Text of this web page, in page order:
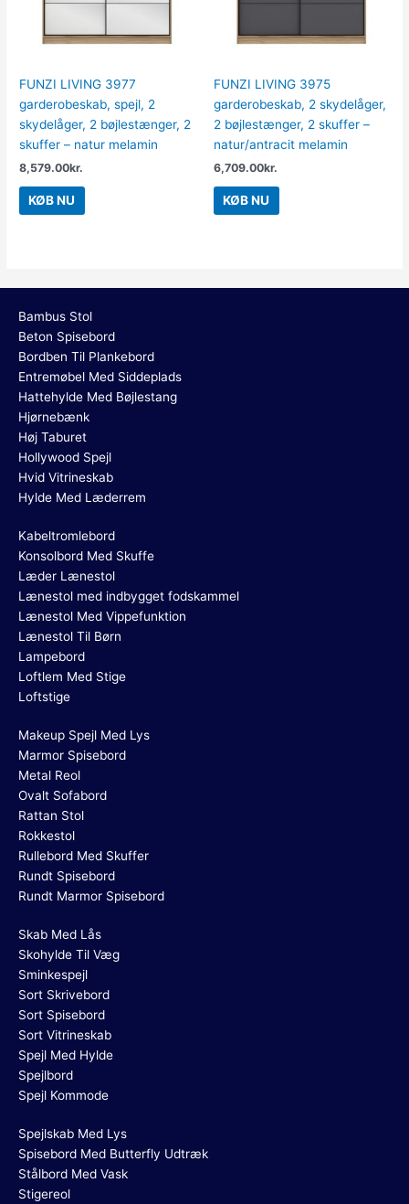
FUNZI LIVING 3977
garderobeskab, spejl, 2
skydelåger, 2 bøjlestænger, 2
skuffer – natur melamin
8,579.00kr.
KØB NU
FUNZI LIVING 3975
garderobeskab, 2 skydelåger,
2 bøjlestænger, 2 skuffer –
natur/antracit melamin
6,709.00kr.
KØB NU
Bambus Stol
Beton Spisebord
Bordben Til Plankebord
Entremøbel Med Siddeplads
Hattehylde Med Bøjlestang
Hjørnebænk
Høj Taburet
Hollywood Spejl
Hvid Vitrineskab
Hylde Med Læderrem
Kabeltromlebord
Konsolbord Med Skuffe
Læder Lænestol
Lænestol med indbygget fodskammel
Lænestol Med Vippefunktion
Lænestol Til Børn
Lampebord
Loftlem Med Stige
Loftstige
Makeup Spejl Med Lys
Marmor Spisebord
Metal Reol
Ovalt Sofabord
Rattan Stol
Rokkestol
Rullebord Med Skuffer
Rundt Spisebord
Rundt Marmor Spisebord
Skab Med Lås
Skohylde Til Væg
Sminkespejl
Sort Skrivebord
Sort Spisebord
Sort Vitrineskab
Spejl Med Hylde
Spejlbord
Spejl Kommode
Spejlskab Med Lys
Spisebord Med Butterfly Udtræk
Stålbord Med Vask
Stigereol